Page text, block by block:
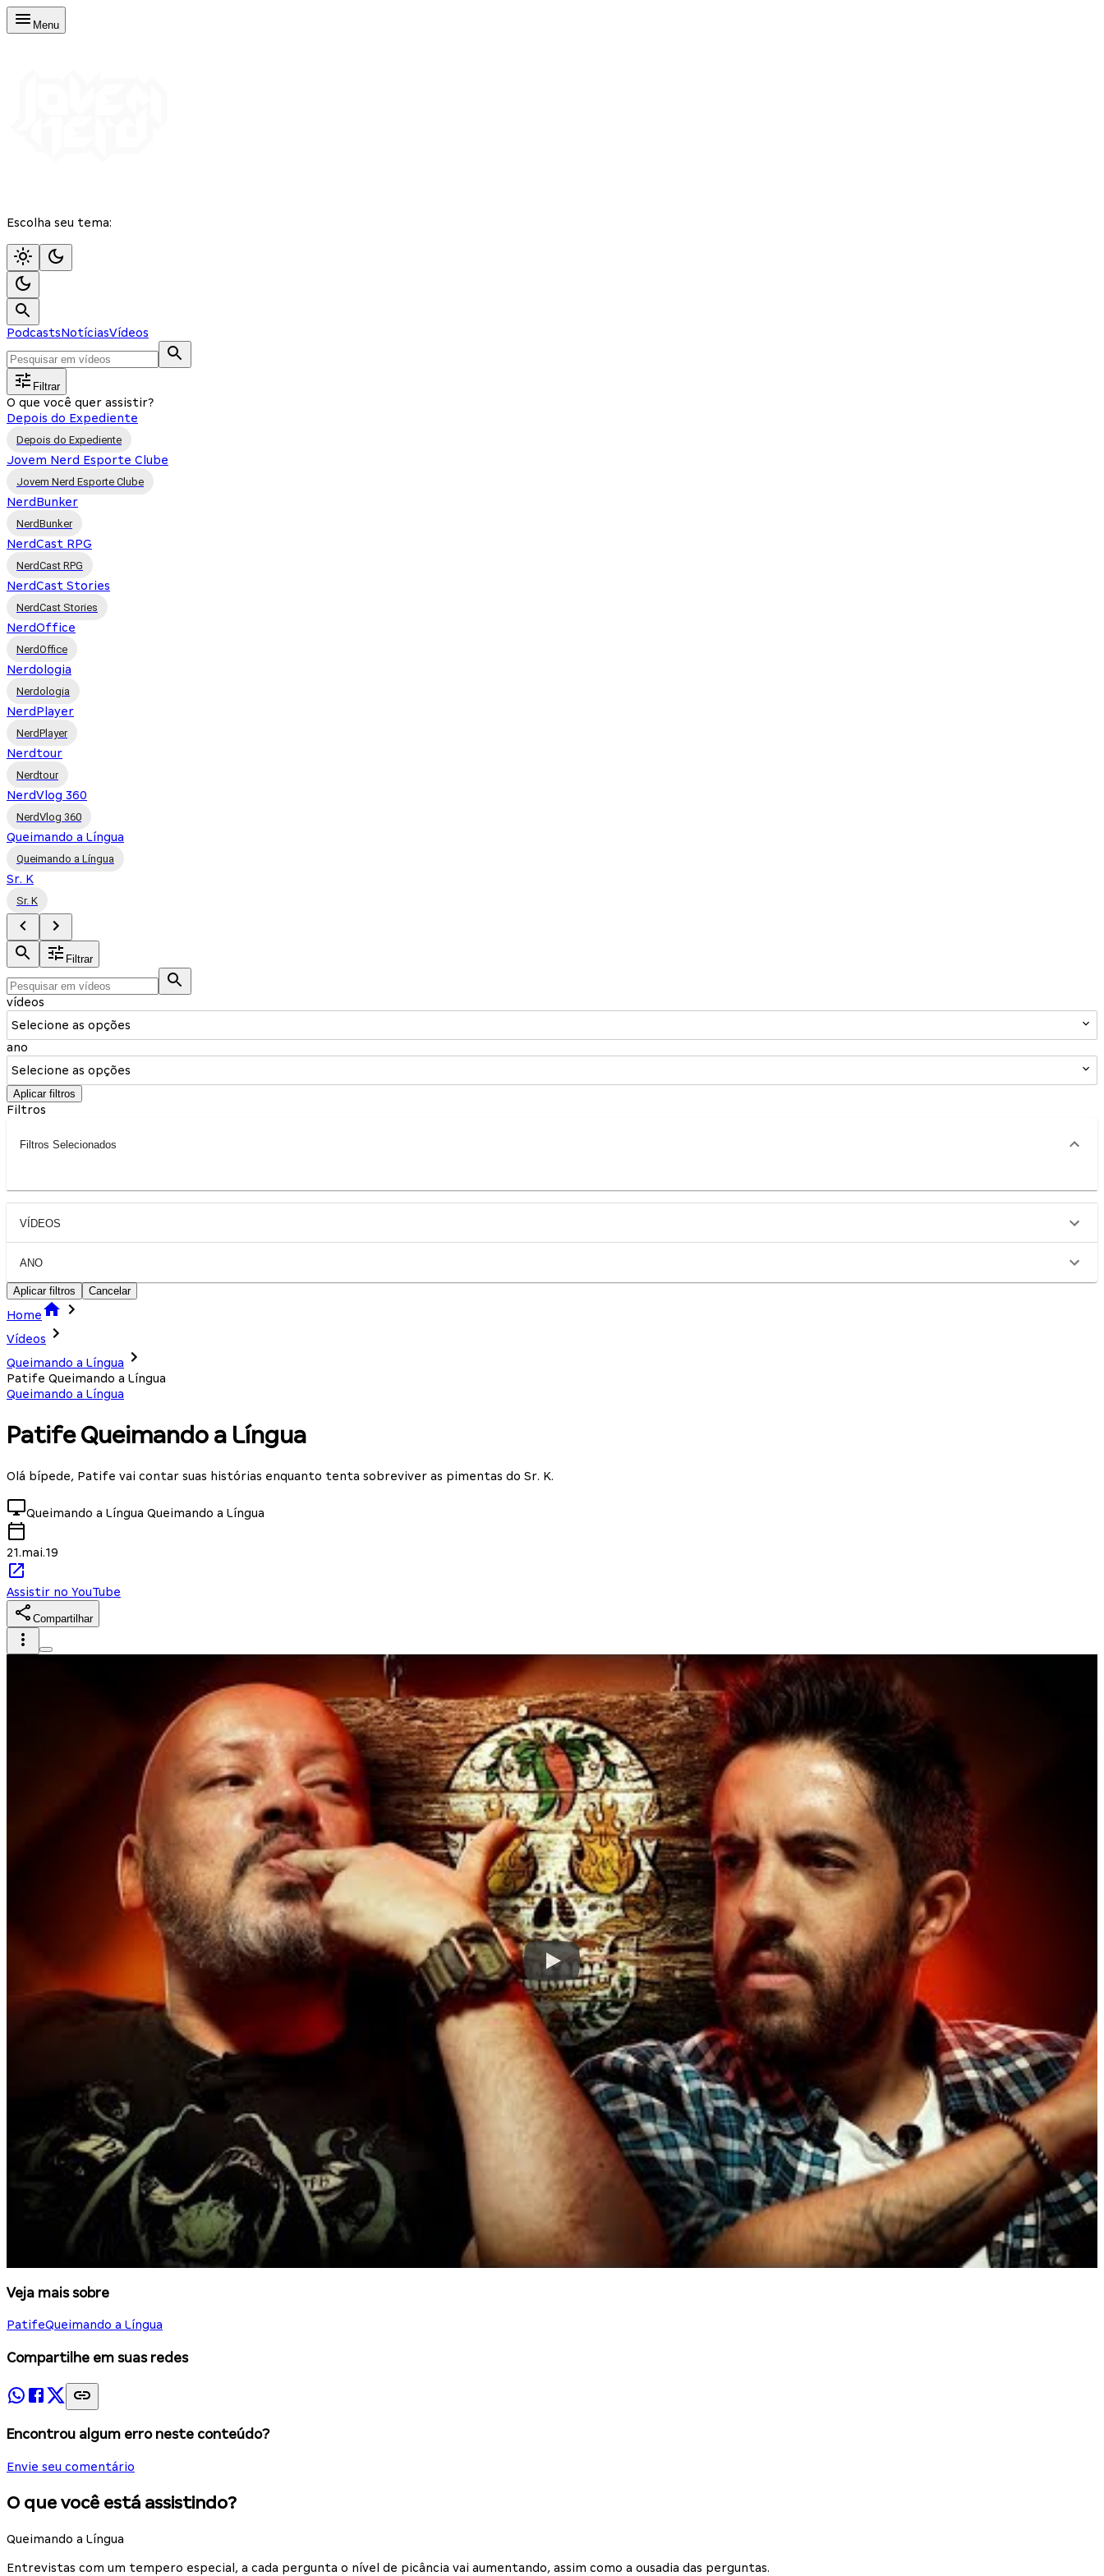
Menu
Escolha seu tema:
PodcastsNotíciasVídeos
Filtrar
O que você quer assistir?
Depois do Expediente
Depois do Expediente
Jovem Nerd Esporte Clube
Jovem Nerd Esporte Clube
NerdBunker
NerdBunker
NerdCast RPG
NerdCast RPG
NerdCast Stories
NerdCast Stories
NerdOffice
NerdOffice
Nerdologia
Nerdologia
NerdPlayer
NerdPlayer
Nerdtour
Nerdtour
NerdVlog 360
NerdVlog 360
Queimando a Língua
Queimando a Língua
Sr. K
Sr. K
Filtrar
vídeos
Selecione as opções
ano
Selecione as opções
Aplicar filtros
Filtros
Filtros Selecionados
VÍDEOS
ANO
Aplicar filtros Cancelar
Home
Vídeos
Queimando a Língua
Patife Queimando a Língua
Queimando a Língua
Patife Queimando a Língua
Olá bípede, Patife vai contar suas histórias enquanto tenta sobreviver as pimentas do Sr. K.
Queimando a Língua Queimando a Língua
21.mai.19
Assistir no YouTube
Compartilhar
Veja mais sobre
PatifeQueimando a Língua
Compartilhe em suas redes
Encontrou algum erro neste conteúdo?
Envie seu comentário
O que você está assistindo?
Queimando a Língua
Entrevistas com um tempero especial, a cada pergunta o nível de picância vai aumentando, assim como a ousadia das perguntas.